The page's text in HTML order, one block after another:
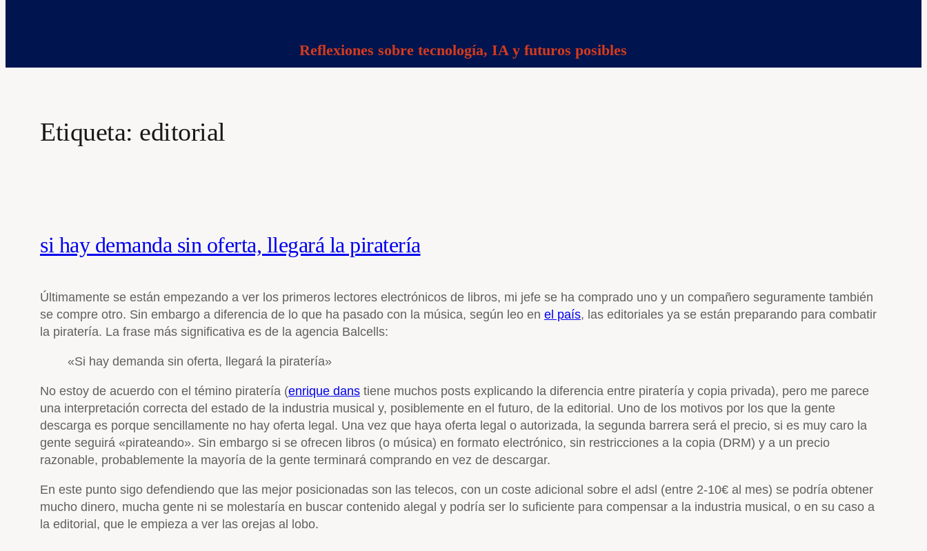
Reflexiones sobre tecnología, IA y futuros posibles
Etiqueta: editorial
si hay demanda sin oferta, llegará la piratería
Últimamente se están empezando a ver los primeros lectores electrónicos de libros, mi jefe se ha comprado uno y un compañero seguramente también
se compre otro. Sin embargo a diferencia de lo que ha pasado con la música, según leo en el país, las editoriales ya se están preparando para combatir
la piratería. La frase más significativa es de la agencia Balcells:
«Si hay demanda sin oferta, llegará la piratería»
No estoy de acuerdo con el témino piratería (enrique dans tiene muchos posts explicando la diferencia entre piratería y copia privada), pero me parece
una interpretación correcta del estado de la industria musical y, posiblemente en el futuro, de la editorial. Uno de los motivos por los que la gente
descarga es porque sencillamente no hay oferta legal. Una vez que haya oferta legal o autorizada, la segunda barrera será el precio, si es muy caro la
gente seguirá «pirateando». Sin embargo si se ofrecen libros (o música) en formato electrónico, sin restricciones a la copia (DRM) y a un precio
razonable, probablemente la mayoría de la gente terminará comprando en vez de descargar.
En este punto sigo defendiendo que las mejor posicionadas son las telecos, con un coste adicional sobre el adsl (entre 2-10€ al mes) se podría obtener
mucho dinero, mucha gente ni se molestaría en buscar contenido alegal y podría ser lo suficiente para compensar a la industria musical, o en su caso a
la editorial, que le empieza a ver las orejas al lobo.